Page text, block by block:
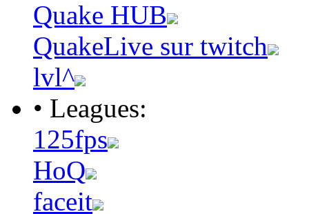
Quake HUB
QuakeLive sur twitch
lvl^
• Leagues:
125fps
HoQ
faceit